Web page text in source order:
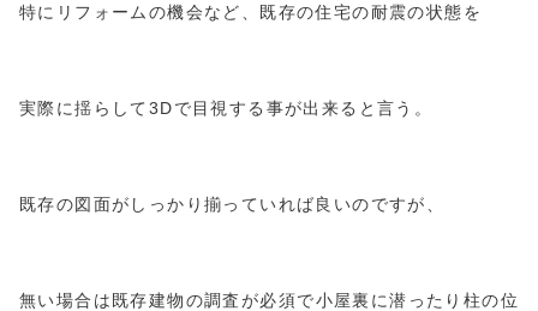
特にリフォームの機会など、既存の住宅の耐震の状態を
実際に揺らして3Dで目視する事が出来ると言う。
既存の図面がしっかり揃っていれば良いのですが、
無い場合は既存建物の調査が必須で小屋裏に潜ったり柱の位